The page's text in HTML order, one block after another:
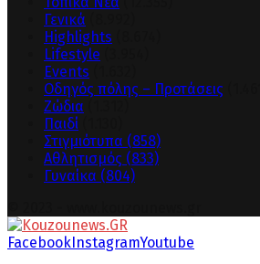
Γενικά
Highlights
Lifestyle
Events
Οδηγός πόλης – Προτάσεις
Ζώδια
Παιδί
Στιγμιότυπα (858)
Αθλητισμός (833)
Γυναίκα (804)
FacebookInstagramYoutube